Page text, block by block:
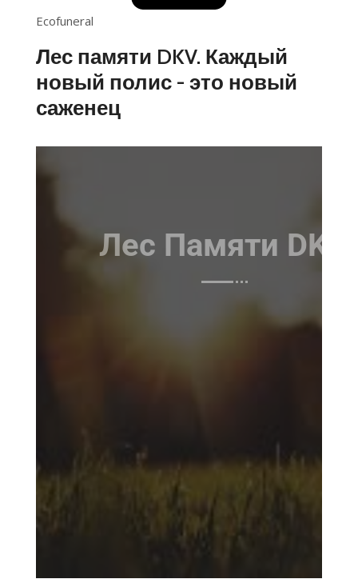
Ecofuneral
Лес памяти DKV. Каждый
новый полис - это новый
саженец
Лес Памяти DKV
Место где можно помянуть,